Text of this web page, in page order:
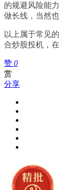
的规避风险能
做长线，当然
以上属于常见
合炒股投机，
赞 0
赏
分享